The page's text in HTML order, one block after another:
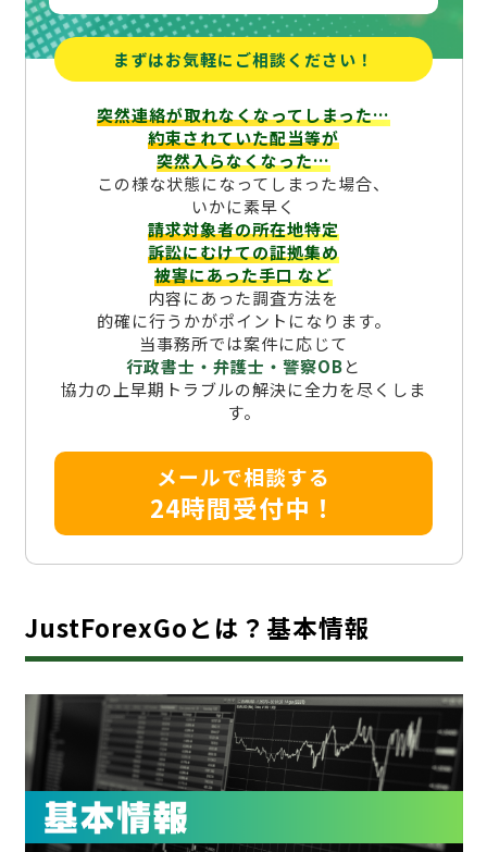
まずはお気軽にご相談ください！
突然連絡が取れなくなってしまった…
約束されていた配当等が
突然入らなくなった…
この様な状態になってしまった場合、
いかに素早く
請求対象者の所在地特定
訴訟にむけての証拠集め
被害にあった手口など
内容にあった調査方法を
的確に行うかがポイントになります。
当事務所では案件に応じて
行政書士・弁護士・警察OBと
協力の上早期トラブルの解決に全力を尽くしま
す。
メールで相談する
24時間受付中！
JustForexGoとは？基本情報